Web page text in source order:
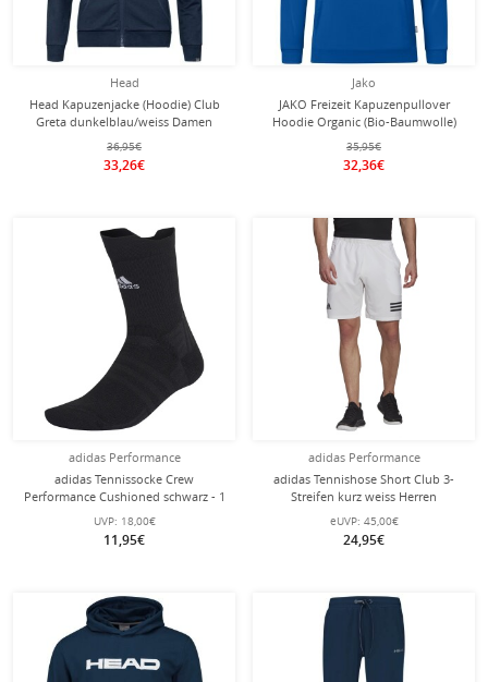
Head
Head Kapuzenjacke (Hoodie) Club
Greta dunkelblau/weiss Damen
36,95€
33,26€
Jako
JAKO Freizeit Kapuzenpullover
Hoodie Organic (Bio-Baumwolle)
royalblau Jungen
35,95€
32,36€
adidas Performance
adidas Tennissocke Crew
Performance Cushioned schwarz - 1
Paar
UVP: 18,00€
11,95€
adidas Performance
adidas Tennishose Short Club 3-
Streifen kurz weiss Herren
eUVP: 45,00€
24,95€